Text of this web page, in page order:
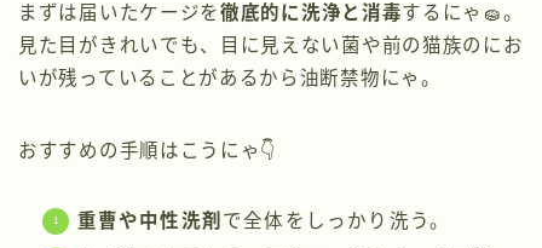
まずは届いたケージを徹底的に洗浄と消毒するにゃ🧽。
見た目がきれいでも、目に見えない菌や前の猫族のにお
いが残っていることがあるから油断禁物にゃ。
おすすめの手順はこうにゃ👇
重曹や中性洗剤 で全体をしっかり洗う。